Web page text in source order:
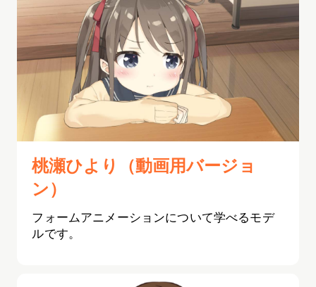
桃瀬ひより（動画用バージョ
ン）
フォームアニメーションについて学べるモデ
ルです。